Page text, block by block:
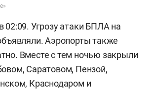
02:09. Угрозу атаки БПЛА на
Аэропорты также
Вместе с тем ночью закрыли
Саратовом, Пензой,
Краснодаром и